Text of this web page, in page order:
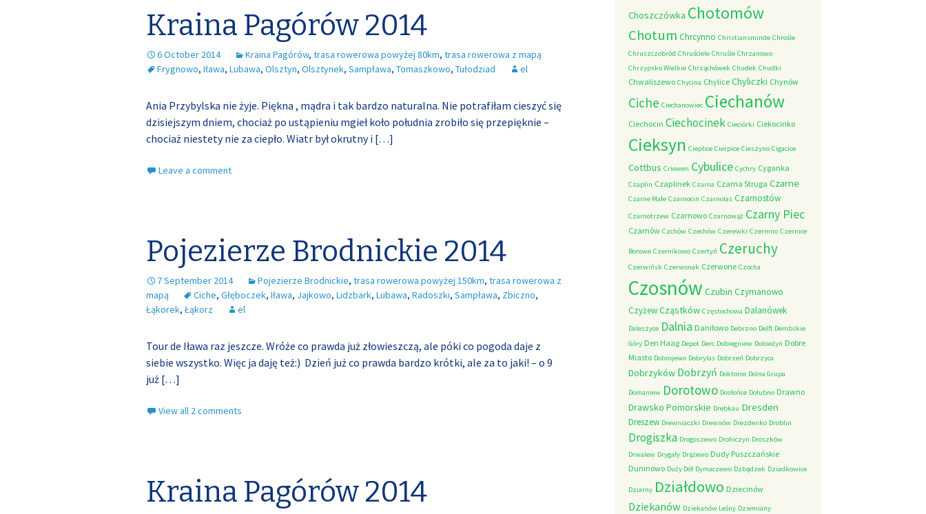
Kraina Pagórów 2014
6 October 2014 Kraina Pagórów, trasa rowerowa powyżej 80km, trasa rowerowa z mapą
Frygnowo, Iława, Lubawa, Olsztyn, Olsztynek, Sampława, Tomaszkowo, Tułodziad el
Ania Przybylska nie żyje. Piękna , mądra i tak bardzo naturalna. Nie potrafiłam cieszyć się
dzisiejszym dniem, chociaż po ustąpieniu mgieł koło południa zrobiło się przepięknie –
chociaż niestety nie za ciepło. Wiatr był okrutny i […]
Leave a comment
Pojezierze Brodnickie 2014
7 September 2014 Pojezierze Brodnickie, trasa rowerowa powyżej 150km, trasa rowerowa z
mapą
Ciche, Głęboczek, Iława, Jajkowo, Lidzbark, Lubawa, Radoszki, Sampława, Zbiczno,
Łąkorek, Łąkorz el
Tour de Iława raz jeszcze. Wróże co prawda już złowieszczą, ale póki co pogoda daje z
siebie wszystko. Więc ja daję też:) Dzień już co prawda bardzo krótki, ale za to jaki! – o 9
już […]
View all 2 comments
Kraina Pagórów 2014
Choszczówka Chotomów
Chotum Chrcynno Christiansminde Chrośle
Chruszczobród Chruściele Chruśle Chrzanowo
Chrzypsko Wielkie Chrząchówek Chudek Chudki
Chwaliszewo Chycina Chylice Chyliczki Chynów
Ciche Ciechanowiec Ciechanów
Ciechocin Ciechocinek Cieciórki Ciekocinko
Cieksyn Cieplice Cierpice Cieszyno Cigacice
Cottbus Criewen Cybulice Cychry Cyganka
Czaplin Czaplinek Czarna Czarna Struga Czarne
Czarne Małe Czarnocin Czarnolas Czarnostów
Czarnotrzew Czarnowo Czarnowąż Czarny Piec
Czarnów Czchów Czechów Czerewki Czermno Czernice
Borowe Czernikowo Czertyń Czeruchy
Czerwińsk Czerwonak Czerwone Czocha
Czosnów Czubin Czymanowo
CzyżewCząstków Częstochowa Dalanówek
Daleszyce Dalnia Daniłowo Debrzno Delft Dembskie
Góry Den Haag Depot Derc Dobiegniew Dobieżyn Dobre
Miasto Dobrojewo Dobrylas Dobrzeń Dobrzyca
Dobrzyków Dobrzyń Doktorce Dolna Grupa
Domaniew Dorotowo Dosłońce Dołubno Drawno
Drawsko Pomorskie Drebkau Dresden
Dreszew Drewniaczki Drewnów Drezdenko Droblin
Drogiszka Drogoszewo Drohiczyn Droszków
Drwalew Drygały Drążewo Dudy Puszczańskie
Duninowo Duży Dół Dymaczewo Dzbądzek Dziadkowice
Dziarny Działdowo Dziecinów
Dziekanów Dziekanów Leśny Dziemiany